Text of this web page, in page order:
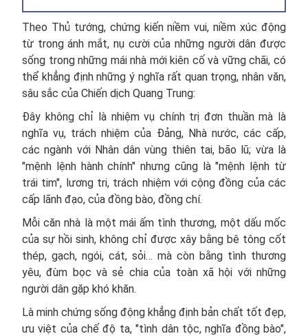
Theo Thủ tướng, chứng kiến niềm vui, niềm xúc động
từ trong ánh mắt, nụ cười của những người dân được
sống trong những mái nhà mới kiên cố và vững chãi, có
thể khẳng định những ý nghĩa rất quan trọng, nhân văn,
sâu sắc của Chiến dịch Quang Trung:
Đây không chỉ là nhiệm vụ chính trị đơn thuần mà là
nghĩa vụ, trách nhiệm của Đảng, Nhà nước, các cấp,
các ngành với Nhân dân vùng thiên tai, bão lũ; vừa là
"mệnh lệnh hành chính" nhưng cũng là "mệnh lệnh từ
trái tim", lương tri, trách nhiệm với cộng đồng của các
cấp lãnh đạo, của đồng bào, đồng chí.
Mỗi căn nhà là một mái ấm tình thương, một dấu mốc
của sự hồi sinh, không chỉ được xây bằng bê tông cốt
thép, gạch, ngói, cát, sỏi… mà còn bằng tình thương
yêu, đùm bọc và sẻ chia của toàn xã hội với những
người dân gặp khó khăn.
Là minh chứng sống động khẳng định bản chất tốt đẹp,
ưu việt của chế độ ta, "tình dân tộc, nghĩa đồng bào",